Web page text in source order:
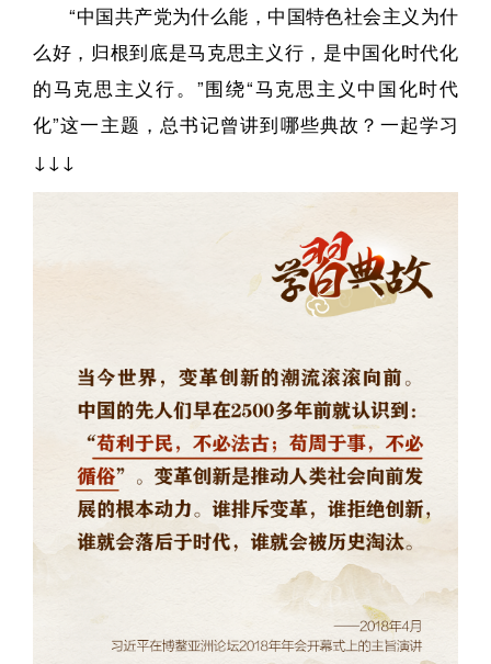
“中国共产党为什么能，中国特色社会主义为什
么好，归根到底是马克思主义行，是中国化时代化
的马克思主义行。”围绕“马克思主义中国化时代
化”这一主题，总书记曾讲到哪些典故？一起学习
↓↓↓